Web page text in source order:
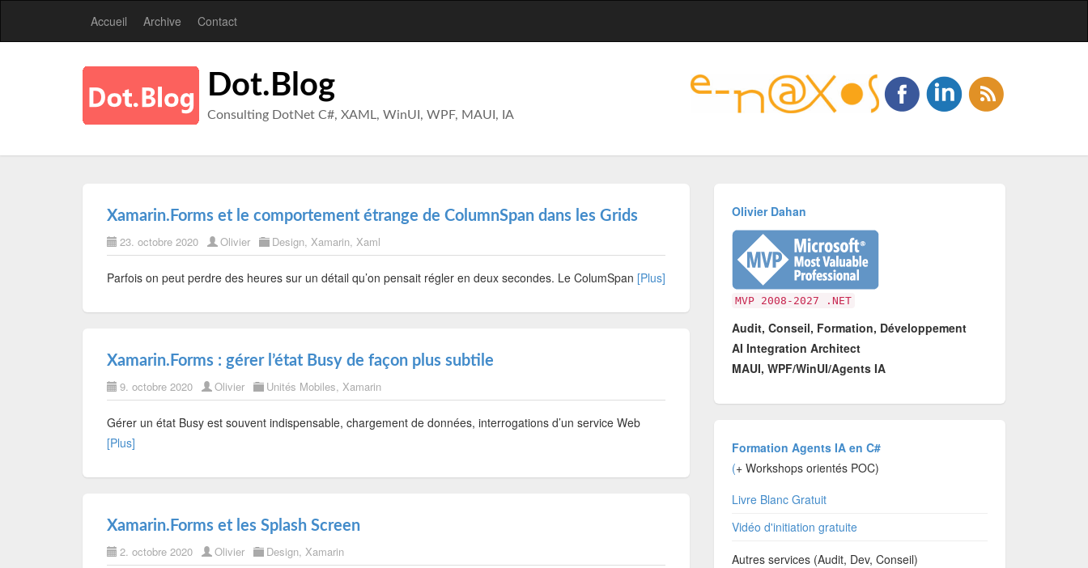
Accueil Archive Contact
Dot.Blog
Consulting DotNet C#, XAML, WinUI, WPF, MAUI, IA
Xamarin.Forms et le comportement étrange de ColumnSpan dans les Grids
23. octobre 2020 Olivier Design, Xamarin, Xaml
Parfois on peut perdre des heures sur un détail qu’on pensait régler en deux secondes. Le ColumSpan [Plus]
Xamarin.Forms : gérer l’état Busy de façon plus subtile
9. octobre 2020 Olivier Unités Mobiles, Xamarin
Gérer un état Busy est souvent indispensable, chargement de données, interrogations d’un service Web
[Plus]
Xamarin.Forms et les Splash Screen
2. octobre 2020 Olivier Design, Xamarin
Olivier Dahan
MVP 2008-2027 .NET
Audit, Conseil, Formation, Développement
AI Integration Architect
MAUI, WPF/WinUI/Agents IA
Formation Agents IA en C#
(+ Workshops orientés POC)
Livre Blanc Gratuit
Vidéo d'initiation gratuite
Autres services (Audit, Dev, Conseil)